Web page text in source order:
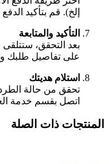
إلخ). قم بتأكيد
التأكيد والمتابعة
بعد التحقق، ستتلقى
على تفاصيل طلبك
استلام هديتك
تحقق من حالة
اتصل بقسم خدمة
المنتجات ذات الصلة